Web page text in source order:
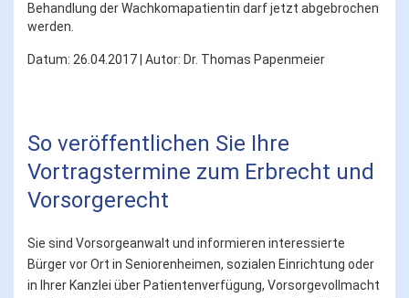
Behandlung der Wachkomapatientin darf jetzt abgebrochen
werden.
Datum: 26.04.2017 | Autor: Dr. Thomas Papenmeier
So veröffentlichen Sie Ihre
Vortragstermine zum Erbrecht und
Vorsorgerecht
Sie sind Vorsorgeanwalt und informieren interessierte
Bürger vor Ort in Seniorenheimen, sozialen Einrichtung oder
in Ihrer Kanzlei über Patientenverfügung, Vorsorgevollmacht